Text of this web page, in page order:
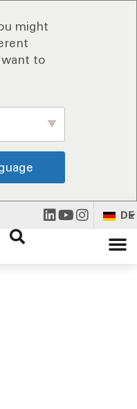
might
want to
DE